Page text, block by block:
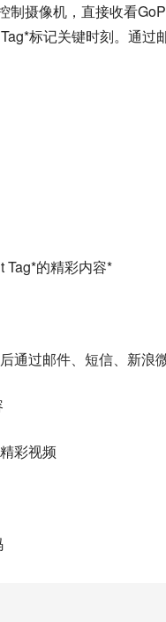
制摄像机，直接收看
标记关键时刻。通过
Tag*的精彩内容*
通过邮件、短信、新浪
彩视频